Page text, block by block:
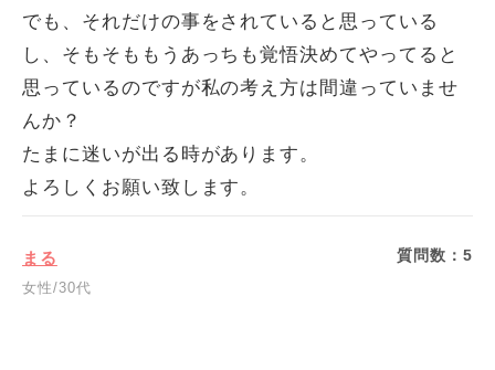
でも、それだけの事をされていると思っている
し、そもそももうあっちも覚悟決めてやってると
思っているのですが私の考え方は間違っていませ
んか？
たまに迷いが出る時があります。
よろしくお願い致します。
まる
女性/30代
質問数：5